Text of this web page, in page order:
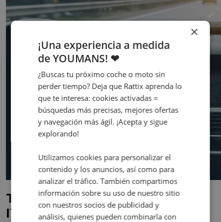
Tecnología de vigilancia de la
ITV
×
¡Una experiencia a medida
de YOUMANS! ❤
¿Buscas tu próximo coche o moto sin
perder tiempo? Deja que Rattix aprenda lo
que te interesa: cookies activadas =
búsquedas más precisas, mejores ofertas
y navegación más ágil. ¡Acepta y sigue
explorando!
Utilizamos cookies para personalizar el
contenido y los anuncios, así como para
analizar el tráfico. También compartimos
información sobre su uso de nuestro sitio
con nuestros socios de publicidad y
análisis, quienes pueden combinarla con